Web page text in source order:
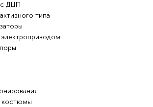
с ДЦП
типа
костюмы